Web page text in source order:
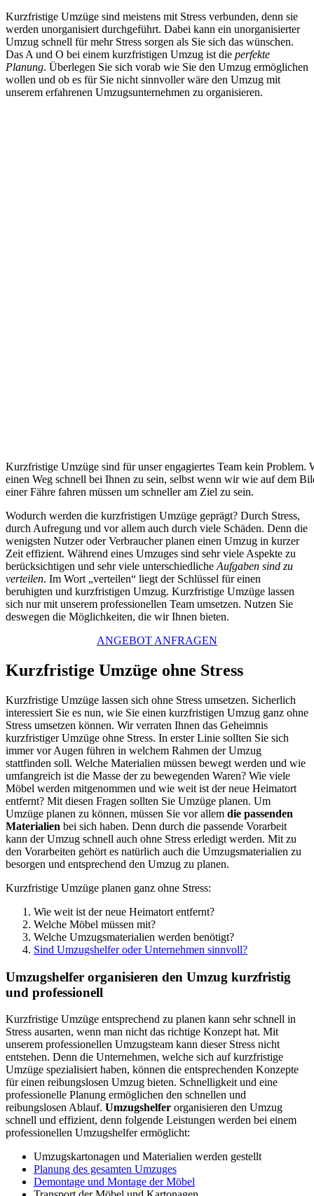
Kurzfristige Umzüge sind meistens mit Stress verbunden, denn sie
werden unorganisiert durchgeführt. Dabei kann ein unorganisierter
Umzug schnell für mehr Stress sorgen als Sie sich das wünschen.
Das A und O bei einem kurzfristigen Umzug ist die perfekte
Planung. Überlegen Sie sich vorab wie Sie den Umzug ermöglichen
wollen und ob es für Sie nicht sinnvoller wäre den Umzug mit
unserem erfahrenen Umzugsunternehmen zu organisieren.
Kurzfristige Umzüge sind für unser engagiertes Team kein Problem.
einen Weg schnell bei Ihnen zu sein, selbst wenn wir wie auf dem
einer Fähre fahren müssen um schneller am Ziel zu sein.
Wodurch werden die kurzfristigen Umzüge geprägt? Durch Stress,
durch Aufregung und vor allem auch durch viele Schäden. Denn die
wenigsten Nutzer oder Verbraucher planen einen Umzug in kurzer
Zeit effizient. Während eines Umzuges sind sehr viele Aspekte zu
berücksichtigen und sehr viele unterschiedliche Aufgaben sind zu
verteilen. Im Wort „verteilen“ liegt der Schlüssel für einen
beruhigten und kurzfristigen Umzug. Kurzfristige Umzüge lassen
sich nur mit unserem professionellen Team umsetzen. Nutzen Sie
deswegen die Möglichkeiten, die wir Ihnen bieten.
ANGEBOT ANFRAGEN
Kurzfristige Umzüge ohne Stress
Kurzfristige Umzüge lassen sich ohne Stress umsetzen. Sicherlich
interessiert Sie es nun, wie Sie einen kurzfristigen Umzug ganz ohne
Stress umsetzen können. Wir verraten Ihnen das Geheimnis
kurzfristiger Umzüge ohne Stress. In erster Linie sollten Sie sich
immer vor Augen führen in welchem Rahmen der Umzug
stattfinden soll. Welche Materialien müssen bewegt werden und wie
umfangreich ist die Masse der zu bewegenden Waren? Wie viele
Möbel werden mitgenommen und wie weit ist der neue Heimatort
entfernt? Mit diesen Fragen sollten Sie Umzüge planen. Um
Umzüge planen zu können, müssen Sie vor allem die passenden
Materialien bei sich haben. Denn durch die passende Vorarbeit
kann der Umzug schnell auch ohne Stress erledigt werden. Mit zu
den Vorarbeiten gehört es natürlich auch die Umzugsmaterialien zu
besorgen und entsprechend den Umzug zu planen.
Kurzfristige Umzüge planen ganz ohne Stress:
Wie weit ist der neue Heimatort entfernt?
Welche Möbel müssen mit?
Welche Umzugsmaterialien werden benötigt?
Sind Umzugshelfer oder Unternehmen sinnvoll?
Umzugshelfer organisieren den Umzug kurzfristig
und professionell
Kurzfristige Umzüge entsprechend zu planen kann sehr schnell in
Stress ausarten, wenn man nicht das richtige Konzept hat. Mit
unserem professionellen Umzugsteam kann dieser Stress nicht
entstehen. Denn die Unternehmen, welche sich auf kurzfristige
Umzüge spezialisiert haben, können die entsprechenden Konzepte
für einen reibungslosen Umzug bieten. Schnelligkeit und eine
professionelle Planung ermöglichen den schnellen und
reibungslosen Ablauf. Umzugshelfer organisieren den Umzug
schnell und effizient, denn folgende Leistungen werden bei einem
professionellen Umzugshelfer ermöglicht:
Umzugskartonagen und Materialien werden gestellt
Planung des gesamten Umzuges
Demontage und Montage der Möbel